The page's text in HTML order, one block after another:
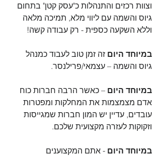
וצוות רכזים והתנהלות כ"עסק קטן" בתחום
גיוס והשמה עם ליווי מלא, תמיכה מלאה
וללא השקעה כספית - רק עבודה קשה!
במיוחד היום זה זמן טוב לעבוד כמנהל
גיוס והשמה – עצמאי/פרילנסר.
במיוחד היום – כאשר הרבה חברות כוח
אדם מצמצמות את המחלקות ומפטרות
עובדים, עדיין יש המון חברות שמגייסות
וזקוקות לעזרה מקצועית שלכם.
במיוחד היום - אתם המקצוענים